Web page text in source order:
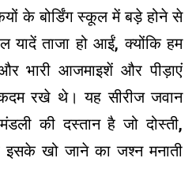
के बोर्डिंग स्कूल में बड़े होने से
ताजा हो आईं, क्योंकि हम
भारी आजमाइशें और पीड़ाएं
रखे थे। यह सीरीज जवान
की दस्तान है जो दोस्ती,
इसके खो जाने का जश्न मनाती